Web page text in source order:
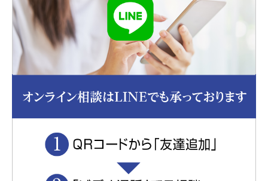
いいます。但し、そのうち次の各号の情報について
は除外いたします。
① 開示時にすでに正当に保持していた情報
② すでに公知であった情報
③ 責めに帰すべき事由によらず公知となった情報
④ 書面によって事前に承諾した情報
個人情報および秘密情報の保護管理体制についての
お問い合わせは弊社までご連絡ください。
総合探偵社トリプルエー